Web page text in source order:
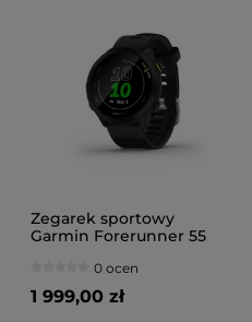
Zegarek sportowy
Garmin Forerunner 55
0 ocen
1 999,00 zł